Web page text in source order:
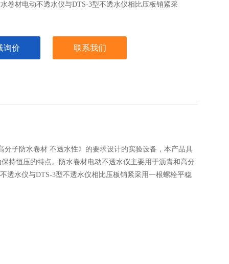
卷材电动不透水仪与DTS-3型不透水仪相比压板销紧采
询价 联系我们
子防水卷材 不透水性》的要求设计的实验设备，本产品具
持恒压的特点。防水卷材电动不透水仪主要用于沥青和高分
透水仪与DTS-3型不透水仪相比压板销紧采用一根螺栓平稳